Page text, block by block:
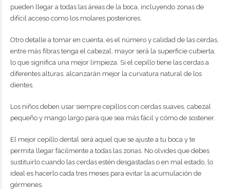
pueden llegar a todas las áreas de la boca, incluyendo zonas de
difícil acceso como los molares posteriores.
Otro detalle a tomar en cuenta, es el número y calidad de las cerdas,
entre más fibras tenga el cabezal, mayor será la superficie cubierta,
lo que significa una mejor limpieza. Si el cepillo tiene las cerdas a
diferentes alturas, alcanzarán mejor la curvatura natural de los
dientes.
Los niños deben usar siempre cepillos con cerdas suaves, cabezal
pequeño y mango largo para que sea más fácil y cómo de sostener.
El mejor cepillo dental será aquel que se ajuste a tu boca y te
permita llegar fácilmente a todas las zonas. No olvides que debes
sustituirlo cuando las cerdas estén desgastadas o en mal estado, lo
ideal es hacerlo cada tres meses para evitar la acumulación de
gérmenes.